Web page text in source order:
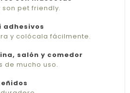
pet friendly.
adhesivos
y colócala fácilmente.
salón y comedor
de mucho uso.